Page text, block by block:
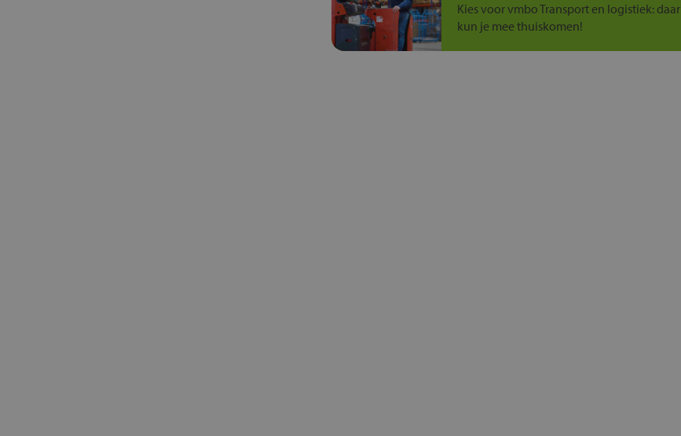
Kies voor vmbo Transport en logistiek: daar
kun je mee thuiskomen!